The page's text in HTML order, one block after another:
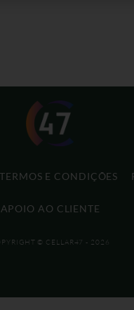
TERMOS E CONDIÇÕES
APOIO AO CLIENTE
© CELLAR47 - 2026